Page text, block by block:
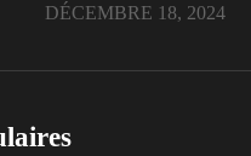
DÉCEMBRE 18, 2024